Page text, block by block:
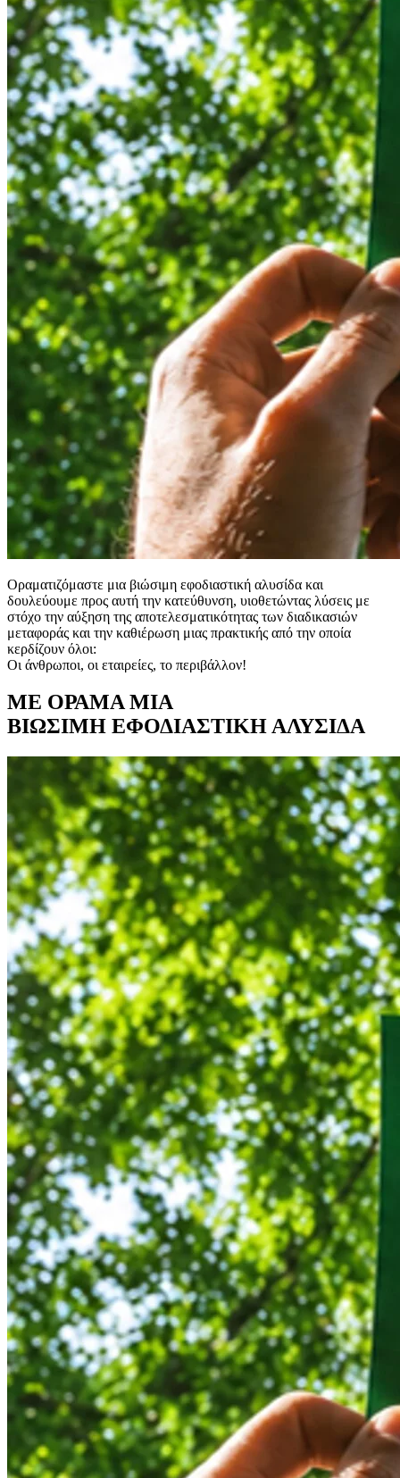
Οραματιζόμαστε μια βιώσιμη εφοδιαστική αλυσίδα και
δουλεύουμε προς αυτή την κατεύθυνση, υιοθετώντας λύσεις με
στόχο την αύξηση της αποτελεσματικότητας των διαδικασιών
μεταφοράς και την καθιέρωση μιας πρακτικής από την οποία
κερδίζουν όλοι:
Οι άνθρωποι, οι εταιρείες, το περιβάλλον!
ΜΕ ΟΡΑΜΑ ΜΙΑ
ΒΙΩΣΙΜΗ ΕΦΟΔΙΑΣΤΙΚΗ ΑΛΥΣΙΔΑ